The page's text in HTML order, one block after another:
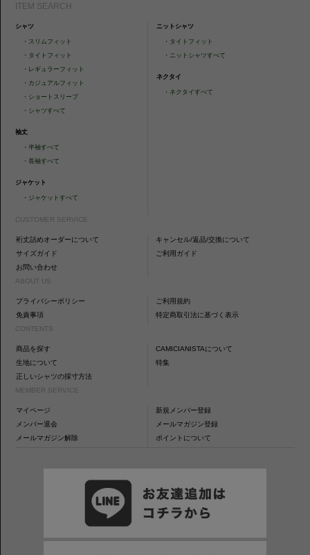
ITEM SEARCH
シャツ
・ スリムフィット
・ タイトフィット
・ レギュラーフィット
・ カジュアルフィット
・ ショートスリーブ
・ シャツすべて
袖丈
・半袖すべて
・長袖すべて
ジャケット
・ ジャケットすべて
ニットシャツ
・ タイトフィット
・ ニットシャツすべて
ネクタイ
・ ネクタイすべて
CUSTOMER SERVICE
裄丈詰めオーダーについて
キャンセル/返品/交換について
サイズガイド
ご利用ガイド
お問い合わせ
ABOUT US
プライバシーポリシー
ご利用規約
免責事項
特定商取引法に基づく表示
CONTENTS
商品を探す
CAMICIANISTAについて
生地について
特集
正しいシャツの採寸方法
MEMBER SERVICE
マイページ
新規メンバー登録
メンバー退会
メールマガジン登録
メールマガジン解除
ポイントについて